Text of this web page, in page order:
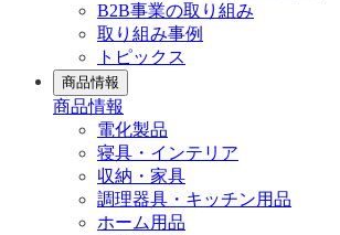
B2B事業の取り組み
取り組み事例
トピックス
商品情報
商品情報
電化製品
寝具・インテリア
収納・家具
調理器具・キッチン用品
ホーム用品